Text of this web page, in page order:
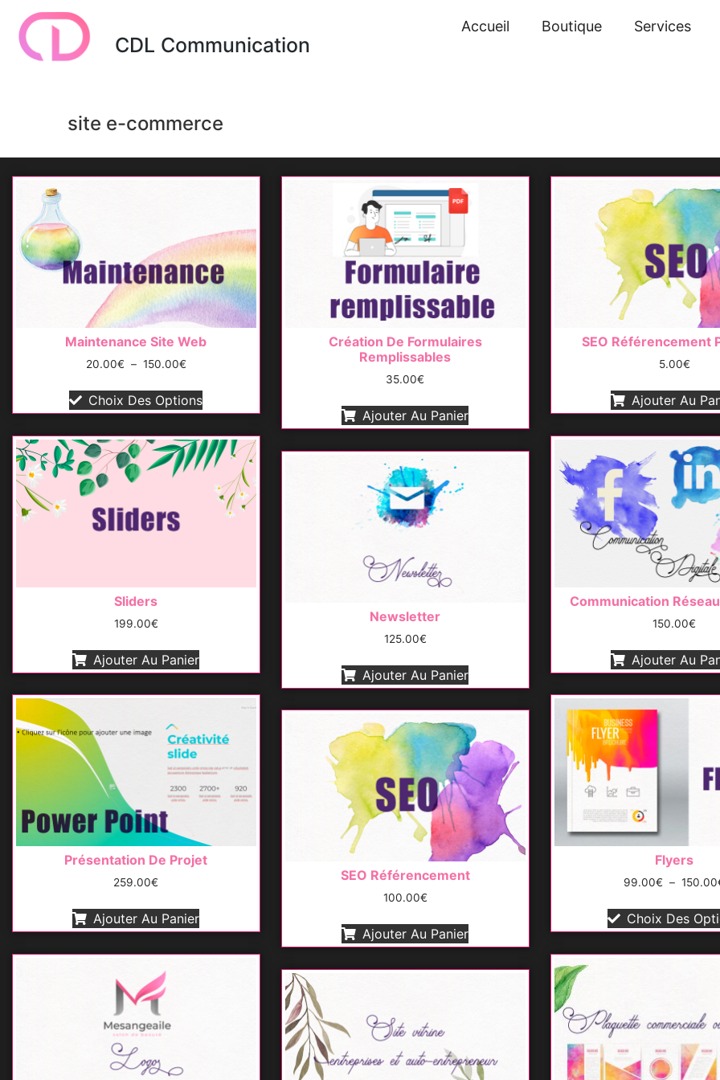
CDL Communication
Accueil Boutique Services
site e-commerce
Maintenance Site Web
20.00€ – 150.00€
Choix Des Options
Création De Formulaires
Remplissables
35.00€
Ajouter Au Panier
SEO Référencement
5.00€
Ajouter Au
Sliders
199.00€
Ajouter Au Panier
Communication
150.00€
Ajouter Au
Newsletter
125.00€
Ajouter Au Panier
Présentation De Projet
259.00€
Ajouter Au Panier
Flyers
99.00€ – 150.00
Choix Des
SEO Référencement
100.00€
Ajouter Au Panier